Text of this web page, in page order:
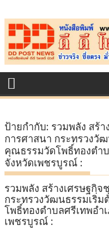
to
content
ป้ายกำกับ: รวมพลัง สร้
การศาสนา กระทรวงวั
คุณธรรมวัดโพธิ์ทองตำ
จังหวัดเพชรบูรณ์ :
รวมพลัง สร้างเศรษฐกิ
กระทรวงวัฒนธรรมเริ่
โพธิ์ทองตำบลศรีเทพอำ
เพชรบูรณ์ :